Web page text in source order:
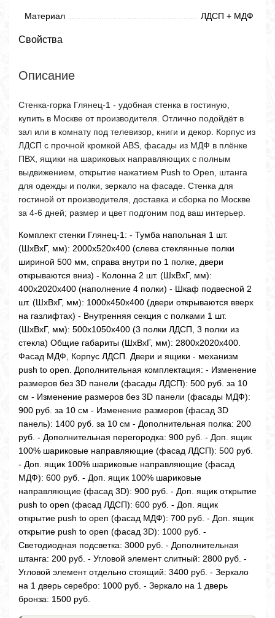
Материал ЛДСП + МДФ
Свойства
Описание
Стенка-горка Глянец-1 - удобная стенка в гостиную,
купить в Москве от производителя. Отлично подойдёт в
зал или в комнату под телевизор, книги и декор. Корпус из
ЛДСП с прочной кромкой ABS, фасады из МДФ в плёнке
ПВХ, ящики на шариковых направляющих с полным
выдвижением, открытие нажатием Push to Open, штанга
для одежды и полки, зеркало на фасаде. Стенка для
гостиной от производителя, доставка и сборка по Москве
за 4-6 дней; размер и цвет подгоним под ваш интерьер.
Комплект стенки Глянец-1: - Тумба напольная 1 шт.
(ШхВхГ, мм): 2000х520х400 (слева стеклянные полки
шириной 500 мм, справа внутри по 1 полке, двери
открываются вниз) - Колонна 2 шт. (ШхВхГ, мм):
400х2020х400 (наполнение 4 полки) - Шкаф подвесной 2
шт. (ШхВхГ, мм): 1000х450х400 (двери открываются вверх
на газлифтах) - Внутренняя секция с полками 1 шт.
(ШхВхГ, мм): 500х1050х400 (3 полки ЛДСП, 3 полки из
стекла) Общие габариты (ШхВхГ, мм): 2800х2020х400.
Фасад МДФ, Корпус ЛДСП. Двери и ящики - механизм
push to open. Дополнительная комплектация: - Изменение
размеров без 3D панели (фасады ЛДСП): 500 руб. за 10
см - Изменение размеров без 3D панели (фасады МДФ):
900 руб. за 10 см - Изменение размеров (фасад 3D
панель): 1400 руб. за 10 см - Дополнительная полка: 200
руб. - Дополнительная перегородка: 900 руб. - Доп. ящик
100% шариковые направляющие (фасад ЛДСП): 500 руб.
- Доп. ящик 100% шариковые направляющие (фасад
МДФ): 600 руб. - Доп. ящик 100% шариковые
направляющие (фасад 3D): 900 руб. - Доп. ящик открытие
push to open (фасад ЛДСП): 600 руб. - Доп. ящик
открытие push to open (фасад МДФ): 700 руб. - Доп. ящик
открытие push to open (фасад 3D): 1000 руб. -
Светодиодная подсветка: 3000 руб. - Дополнительная
штанга: 200 руб. - Угловой элемент слитный: 2800 руб. -
Угловой элемент отдельно стоящий: 3400 руб. - Зеркало
на 1 дверь серебро: 1000 руб. - Зеркало на 1 дверь
бронза: 1500 руб.